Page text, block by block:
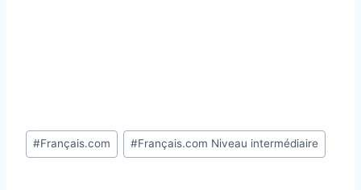
Post
Tags:
#Français.com #Français.com Niveau intermédiaire